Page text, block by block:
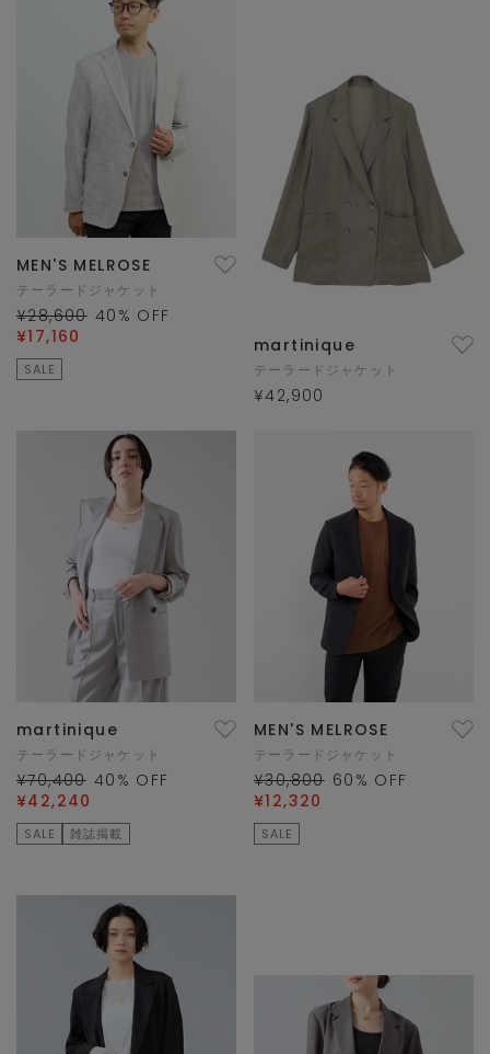
MEN'S MELROSE
テーラードジャケット
¥28,600 40 % OFF
¥17,160
SALE
martinique
テーラードジャケット
¥42,900
martinique
テーラードジャケット
¥70,400 40 % OFF
¥42,240
SALE 雑誌掲載
MEN'S MELROSE
テーラードジャケット
¥30,800 60 % OFF
¥12,320
SALE